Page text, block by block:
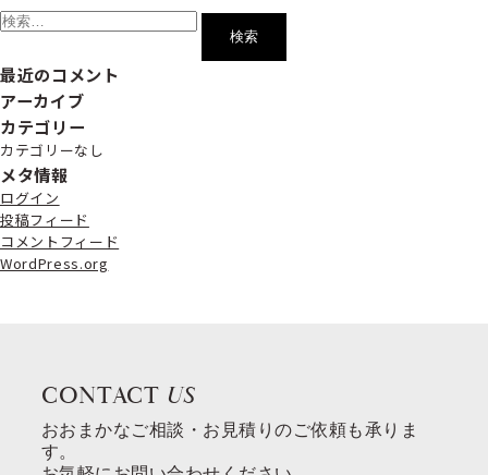
索:
最近のコメント
アーカイブ
カテゴリー
カテゴリーなし
メタ情報
ログイン
投稿フィード
コメントフィード
WordPress.org
CONTACT US
おおまかなご相談・お見積りのご依頼も承りま
す。